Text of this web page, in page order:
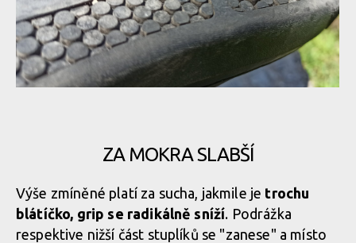
STKgrip podrážka kombinuje kulaté výstupky dvou výšek
STKgrip podrážka kombinuje kulaté výstupky dvou výšek
STKgrip podrážka kombinuje kulaté výstupky dvou výšek
Nižší a vyšší, stále dokola po celé délce podrážky
Nižší a vyšší, stále dokola po celé délce podrážky
ZA MOKRA SLABŠÍ
Výše zmíněné platí za sucha, jakmile je trochu
blátíčko, grip se radikálně sníží. Podrážka
respektive nižší část stuplíků se "zanese" a místo